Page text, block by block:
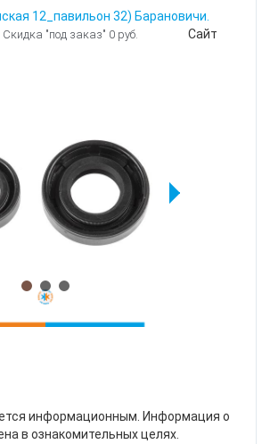
12_павильон 32) Барановичи.
Скидка "под заказ" 0 руб. Сайт
информационным. Информация о
в ознакомительных целях.